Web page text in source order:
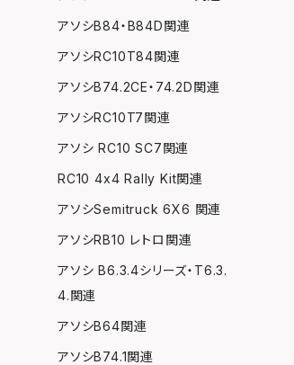
アソシB84・B84D関連
アソシRC10T84関連
アソシB74.2CE・74.2D関連
アソシRC10T7関連
アソシ RC10 SC7関連
RC10 4x4 Rally Kit関連
アソシSemitruck 6X6 関連
アソシRB10 レトロ関連
アソシ B6.3.4シリーズ・T6.3.
4.関連
アソシB64関連
アソシB74.1関連